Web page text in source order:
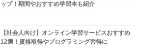
ップ！期間やおすすめ学習本も紹介
【社会人向け】オンライン学習サービスおすすめ
12選！資格取得やプログラミング習得に